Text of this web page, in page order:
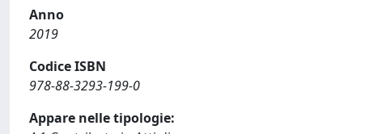
Anno
2019
Codice ISBN
978-88-3293-199-0
Appare nelle tipologie: